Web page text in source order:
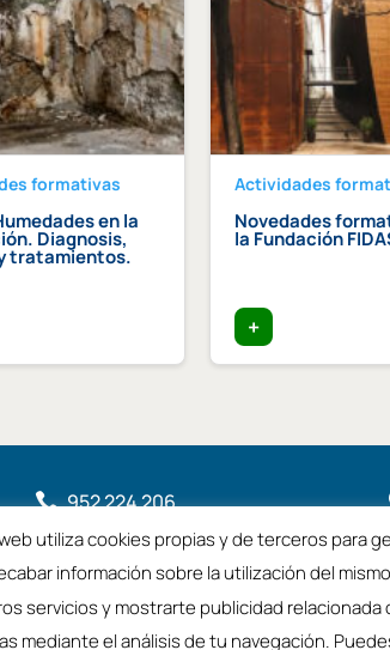
formativas
en la
Diagnosis,
tratamientos.
Actividades
Novedades
la Fundación
+
 952 224 206
 coamalaga@coamalaga.es
utiliza cookies propias y de terceros para
información sobre la utilización del
servicios y mostrarte publicidad relacionada
mediante el análisis de tu navegación.